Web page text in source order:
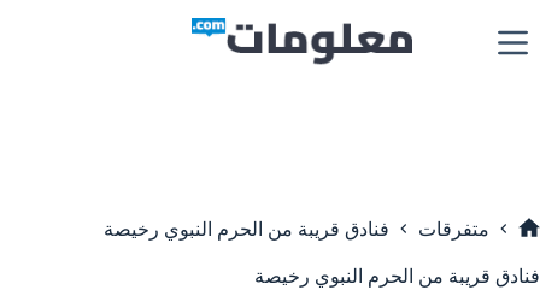
إلى
المحتوى
متفرقات فنادق قريبة من الحرم النبوي رخيصة
فنادق قريبة من الحرم النبوي رخيصة